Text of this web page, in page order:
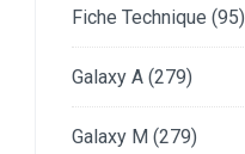
Fiche Technique (95)
Galaxy A (279)
Galaxy M (279)